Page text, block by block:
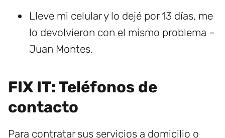
Lleve mi celular y lo dejé por 13 días, me
lo devolvieron con el mismo problema –
Juan Montes.
FIX IT: Teléfonos de
contacto
Para contratar sus servicios a domicilio o